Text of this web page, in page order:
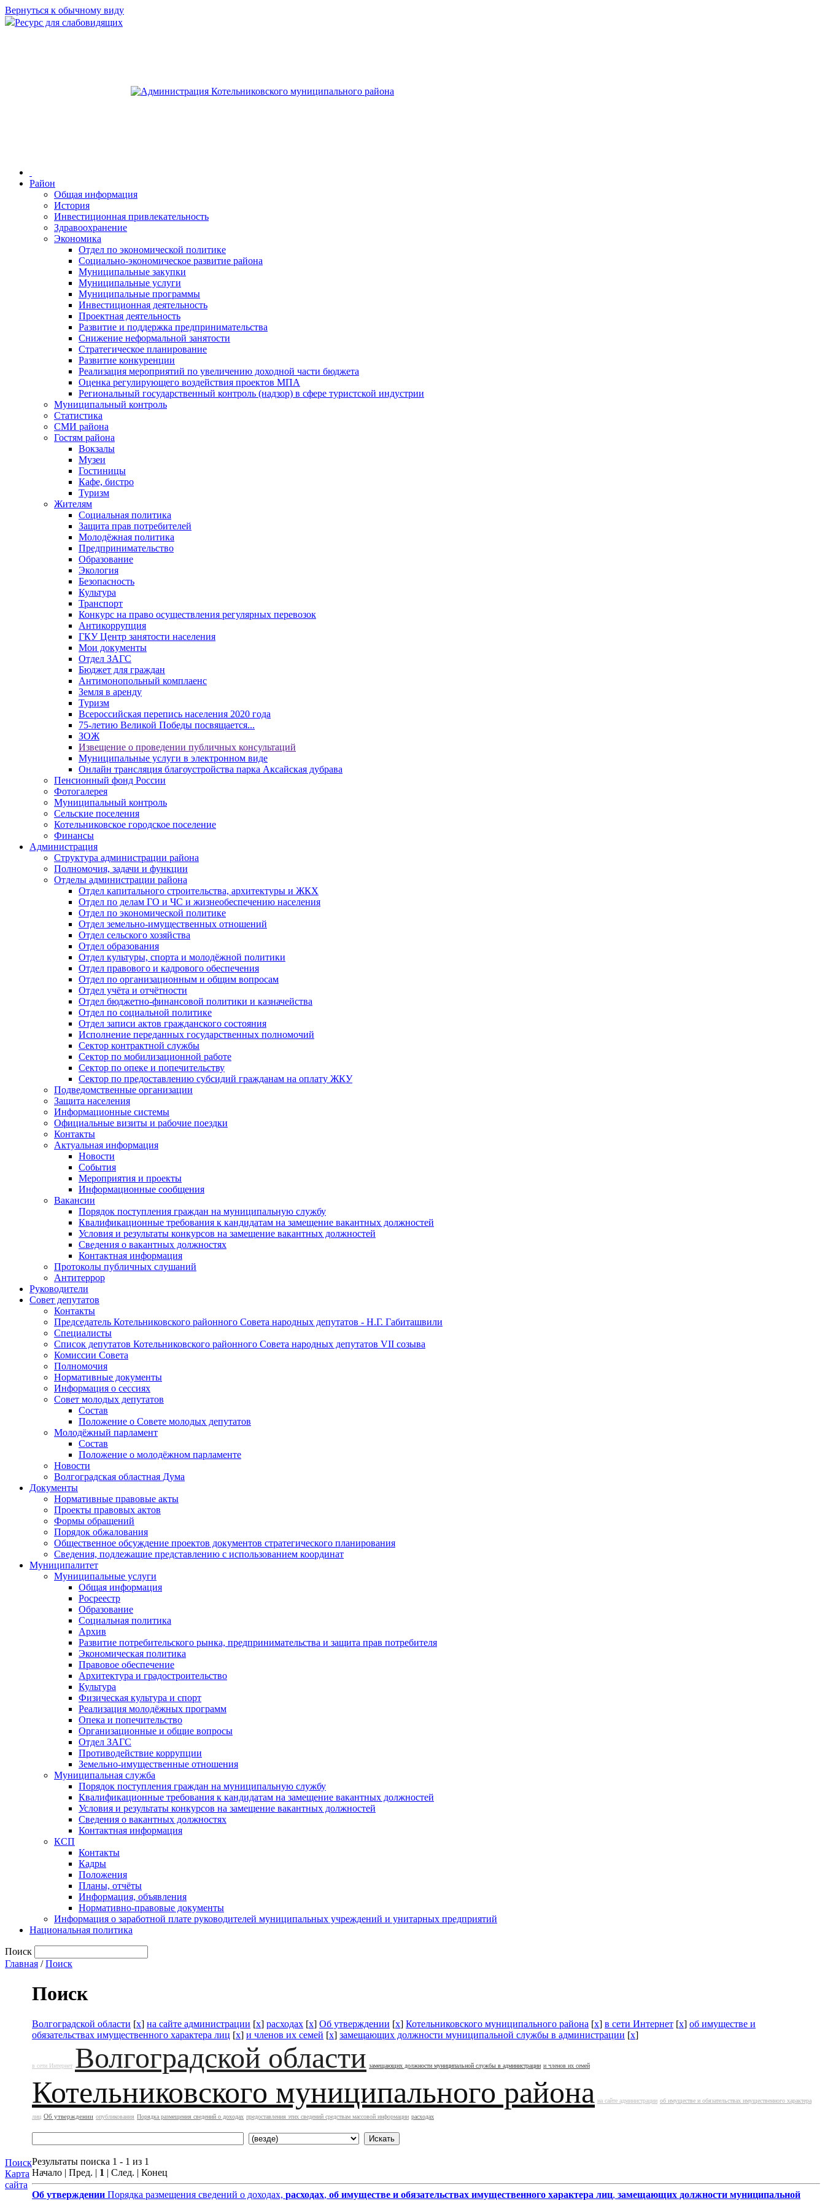
Вернуться к обычному виду
Ресурс для слабовидящих
Район
Общая информация
История
Инвестиционная привлекательность
Здравоохранение
Экономика
Отдел по экономической политике
Социально-экономическое развитие района
Муниципальные закупки
Муниципальные услуги
Муниципальные программы
Инвестиционная деятельность
Проектная деятельность
Развитие и поддержка предпринимательства
Снижение неформальной занятости
Стратегическое планирование
Развитие конкуренции
Реализация мероприятий по увеличению доходной части бюджета
Оценка регулирующего воздействия проектов МПА
Региональный государственный контроль (надзор) в сфере туристской индустрии
Муниципальный контроль
Статистика
СМИ района
Гостям района
Вокзалы
Музеи
Гостиницы
Кафе, бистро
Туризм
Жителям
Социальная политика
Защита прав потребителей
Молодёжная политика
Предпринимательство
Образование
Экология
Безопасность
Культура
Транспорт
Конкурс на право осуществления регулярных перевозок
Антикоррупция
ГКУ Центр занятости населения
Мои документы
Отдел ЗАГС
Бюджет для граждан
Антимонопольный комплаенс
Земля в аренду
Туризм
Всероссийская перепись населения 2020 года
75-летию Великой Победы посвящается...
ЗОЖ
Извещение о проведении публичных консультаций
Муниципальные услуги в электронном виде
Онлайн трансляция благоустройства парка Аксайская дубрава
Пенсионный фонд России
Фотогалерея
Муниципальный контроль
Сельские поселения
Котельниковское городское поселение
Финансы
Администрация
Структура администрации района
Полномочия, задачи и функции
Отделы администрации района
Отдел капитального строительства, архитектуры и ЖКХ
Отдел по делам ГО и ЧС и жизнеобеспечению населения
Отдел по экономической политике
Отдел земельно-имущественных отношений
Отдел сельского хозяйства
Отдел образования
Отдел культуры, спорта и молодёжной политики
Отдел правового и кадрового обеспечения
Отдел по организационным и общим вопросам
Отдел учёта и отчётности
Отдел бюджетно-финансовой политики и казначейства
Отдел по социальной политике
Отдел записи актов гражданского состояния
Исполнение переданных государственных полномочий
Сектор контрактной службы
Сектор по мобилизационной работе
Сектор по опеке и попечительству
Сектор по предоставлению субсидий гражданам на оплату ЖКУ
Подведомственные организации
Защита населения
Информационные системы
Официальные визиты и рабочие поездки
Контакты
Актуальная информация
Новости
События
Мероприятия и проекты
Информационные сообщения
Вакансии
Порядок поступления граждан на муниципальную службу
Квалификационные требования к кандидатам на замещение вакантных должностей
Условия и результаты конкурсов на замещение вакантных должностей
Сведения о вакантных должностях
Контактная информация
Протоколы публичных слушаний
Антитеррор
Руководители
Совет депутатов
Контакты
Председатель Котельниковского районного Совета народных депутатов - Н.Г. Габиташвили
Специалисты
Список депутатов Котельниковского районного Совета народных депутатов VII созыва
Комиссии Совета
Полномочия
Нормативные документы
Информация о сессиях
Совет молодых депутатов
Состав
Положение о Совете молодых депутатов
Молодёжный парламент
Состав
Положение о молодёжном парламенте
Новости
Волгоградская областная Дума
Документы
Нормативные правовые акты
Проекты правовых актов
Формы обращений
Порядок обжалования
Общественное обсуждение проектов документов стратегического планирования
Сведения, подлежащие представлению с использованием координат
Муниципалитет
Муниципальные услуги
Общая информация
Росреестр
Образование
Социальная политика
Архив
Развитие потребительского рынка, предпринимательства и защита прав потребителя
Экономическая политика
Правовое обеспечение
Архитектура и градостроительство
Культура
Физическая культура и спорт
Реализация молодёжных программ
Опека и попечительство
Организационные и общие вопросы
Отдел ЗАГС
Противодействие коррупции
Земельно-имущественные отношения
Муниципальная служба
Порядок поступления граждан на муниципальную службу
Квалификационные требования к кандидатам на замещение вакантных должностей
Условия и результаты конкурсов на замещение вакантных должностей
Сведения о вакантных должностях
Контактная информация
КСП
Контакты
Кадры
Положения
Планы, отчёты
Информация, объявления
Нормативно-правовые документы
Информация о заработной плате руководителей муниципальных учреждений и унитарных предприятий
Национальная политика
Поиск
Главная /Поиск
Поиск
Карта
сайта
Поиск
Волгоградской области [x] на сайте администрации [x] расходах [x] Об утверждении [x] Котельниковского муниципального района [x] в сети Интернет [x] об имуществе и
обязательствах имущественного характера лиц [x] и членов их семей [x] замещающих должности муниципальной службы в администрации [x]
в сети Интернет Волгоградской области замещающих должности муниципальной службы в администрации и членов их семей
Котельниковского муниципального района на сайте администрации об имуществе и обязательствах имущественного характера
лиц Об утверждении опубликования Порядка размещения сведений о доходах предоставления этих сведений средствам массовой информации расходах
Результаты поиска 1 - 1 из 1
Начало | Пред. | 1 | След. | Конец
Об утверждении Порядка размещения сведений о доходах, расходах, об имуществе и обязательствах имущественного характера лиц, замещающих должности муниципальной